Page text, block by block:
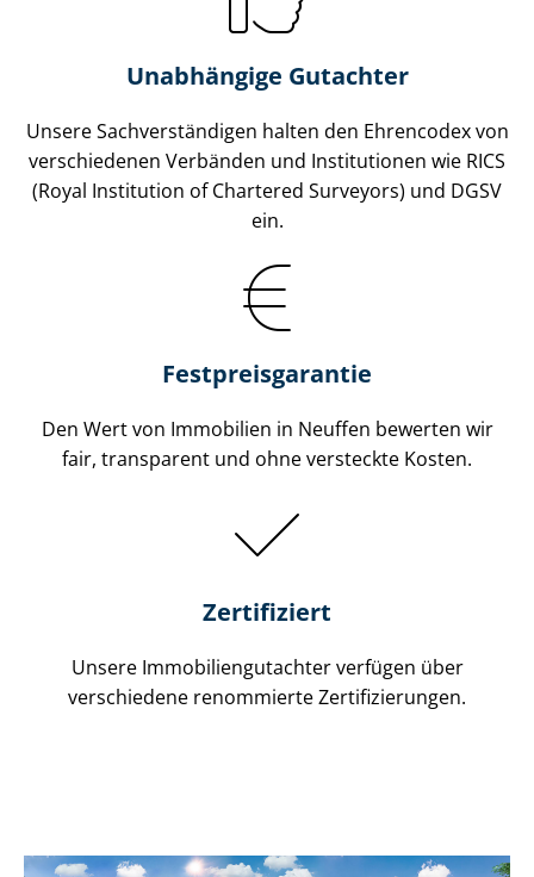
Unabhängige Gutachter
Unsere Sach­ver­stän­di­gen halten den Ehrencodex von
verschiedenen Verbänden und Institutionen wie RICS
(Royal Institution of Chartered Surveyors) und DGSV
ein.
Festpreis​garantie
Den Wert von Immobilien in Neuffen bewerten wir
fair, transparent und ohne versteckte Kosten.
Zertifiziert
Unsere Immobilien­gutachter verfügen über
verschiedene renommierte Zer­ti­fi­zie­run­gen.